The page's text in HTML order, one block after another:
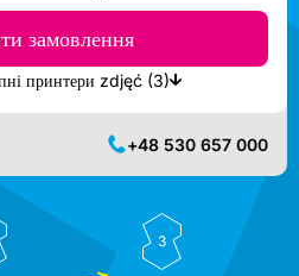
замовлення
Показати найближчі доступні принтери zdjęć (3)
+48 530 657 000
3